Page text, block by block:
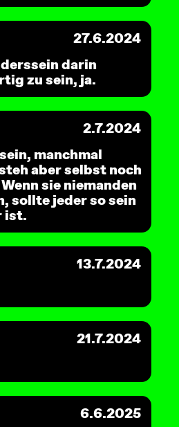
27.6.2024
darin
zu sein, ja.
2.7.2024
manchmal
aber selbst noch
sie niemanden
sollte jeder so sein
ist.
13.7.2024
21.7.2024
6.6.2025